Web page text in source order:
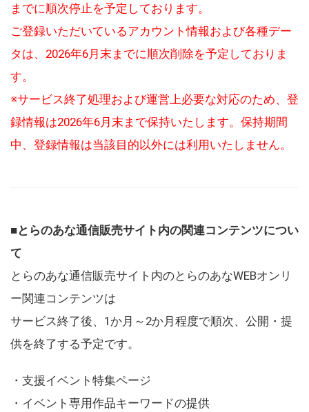
までに順次停止を予定しております。
ご登録いただいているアカウント情報および各種デー
タは、2026年6月末までに順次削除を予定しておりま
す。
※サービス終了処理および運営上必要な対応のため、登
録情報は2026年6月末まで保持いたします。保持期間
中、登録情報は当該目的以外には利用いたしません。
■とらのあな通信販売サイト内の関連コンテンツについ
て
とらのあな通信販売サイト内のとらのあなWEBオンリ
ー関連コンテンツは
サービス終了後、1か月～2か月程度で順次、公開・提
供を終了する予定です。
・支援イベント特集ページ
・イベント専用作品キーワードの提供